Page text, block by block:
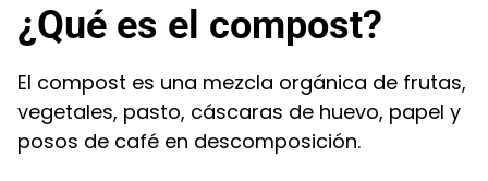
¿Qué es el compost?
El compost es una mezcla orgánica de frutas,
vegetales, pasto, cáscaras de huevo, papel y
posos de café en descomposición.